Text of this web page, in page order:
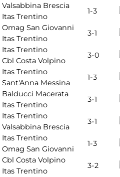
Valsabbina Brescia
Itas Trentino
1-3
Omag San Giovanni
Itas Trentino
3-1
Itas Trentino
Cbl Costa Volpino
3-0
Itas Trentino
Sant'Anna Messina
1-3
Balducci Macerata
Itas Trentino
3-1
Itas Trentino
Valsabbina Brescia
3-1
Itas Trentino
Omag San Giovanni
1-3
Cbl Costa Volpino
Itas Trentino
3-2